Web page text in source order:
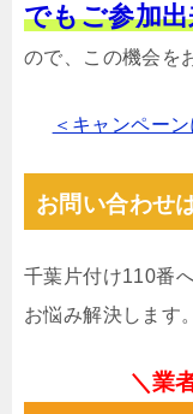
でもご参加
ので、この機会を
＜キャンペー
お問い合わせ
千葉片付け110番
お悩み解決します
＼業